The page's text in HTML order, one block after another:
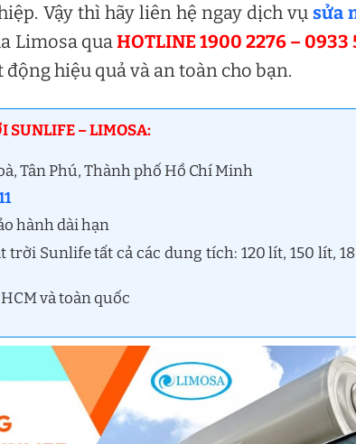
Vậy thì hãy liên hệ ngay dịch vụ sửa
Limosa quaHOTLINE 1900 2276 – 0933
hiệu quả và an toàn cho bạn.
SUNLIFE – LIMOSA:
Tân Phú, Thành phố Hồ Chí Minh
hành dài hạn
Sunlife tất cả các dung tích: 120 lít, 150 lít,
và toàn quốc